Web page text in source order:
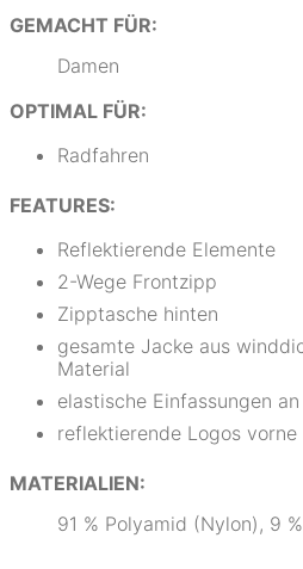
GEMACHT FÜR:
Damen
OPTIMAL FÜR:
Radfahren
FEATURES:
Reflektierende Elemente
2-Wege Frontzipp
Zipptasche hinten
gesamte Jacke aus
Material
elastische Einfassungen
reflektierende Logos vorne
MATERIALIEN:
91 % Polyamid (Nylon), 9